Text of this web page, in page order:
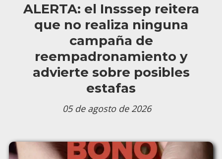
ALERTA: el Insssep reitera
que no realiza ninguna
campaña de
reempadronamiento y
advierte sobre posibles
estafas
05 de agosto de 2026